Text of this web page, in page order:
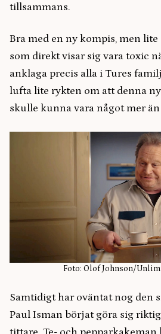
tillsammans.
Bra med en ny kompis, men lite
som direkt visar sig vara toxic
anklaga precis alla i Tures
lufta lite rykten om att denna
skulle kunna vara något mer
Foto: Olof Johnson/
Samtidigt har oväntat nog den
Paul Isman börjat göra sig